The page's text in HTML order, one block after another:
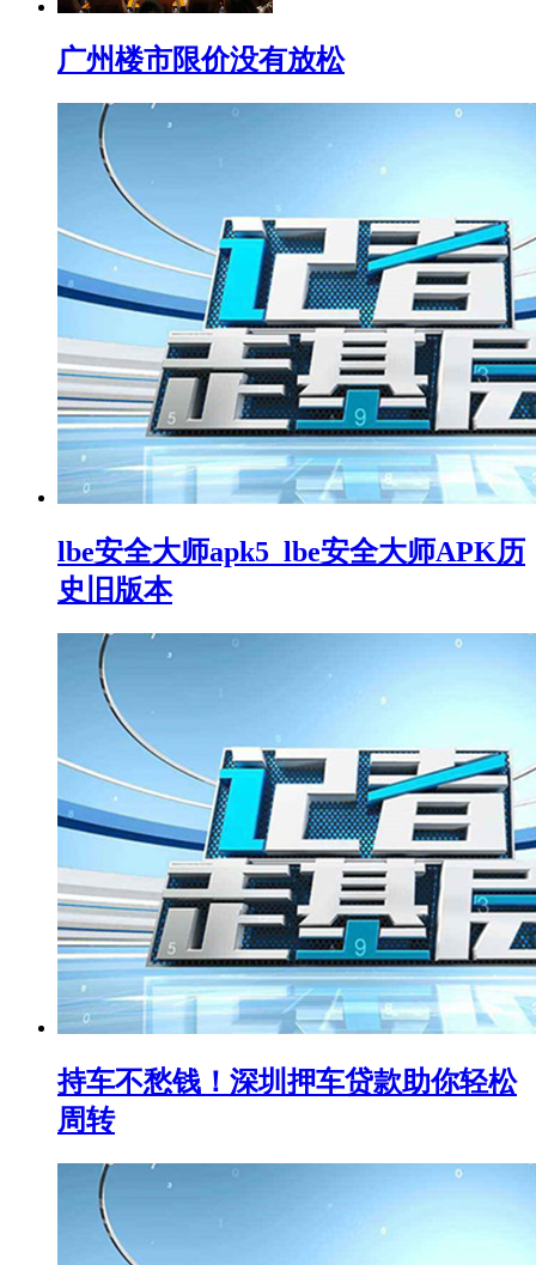
广州楼市限价没有放松
lbe安全大师apk5_lbe安全大师APK历
史旧版本
持车不愁钱！深圳押车贷款助你轻松
周转